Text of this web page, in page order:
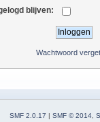
blijven:
Wachtwoord
SMF 2.0.17 | SMF © 2014